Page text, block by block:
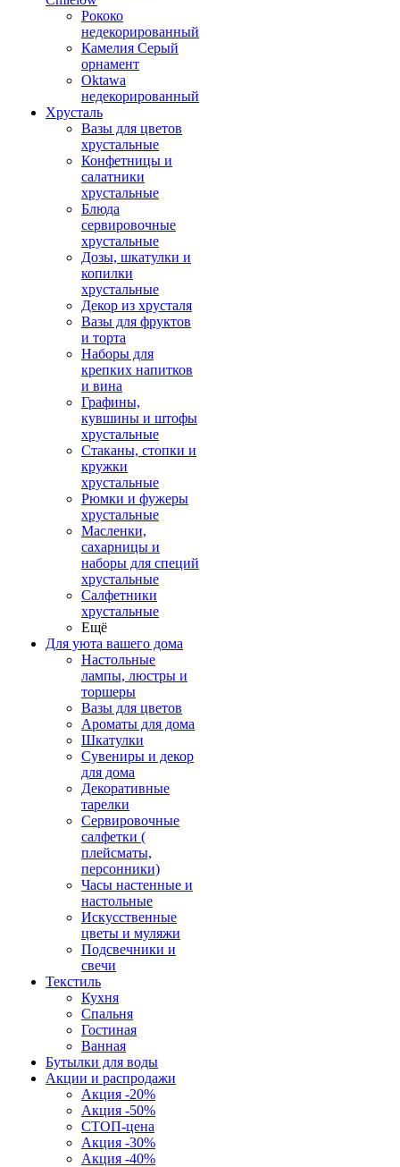
Рококо
недекорированный
Камелия Серый
орнамент
Oktawa
недекорированный
Хрусталь
Вазы для цветов
хрустальные
Конфетницы и
салатники
хрустальные
Блюда
сервировочные
хрустальные
Дозы, шкатулки и
копилки
хрустальные
Декор из хрусталя
Вазы для фруктов
и торта
Наборы для
крепких напитков
и вина
Графины,
кувшины и штофы
хрустальные
Стаканы, стопки и
кружки
хрустальные
Рюмки и фужеры
хрустальные
Масленки,
сахарницы и
наборы для специй
хрустальные
Салфетники
хрустальные
Ещё
Для уюта вашего дома
Настольные
лампы, люстры и
торшеры
Вазы для цветов
Ароматы для дома
Шкатулки
Сувениры и декор
для дома
Декоративные
тарелки
Сервировочные
салфетки (
плейсматы,
персонники)
Часы настенные и
настольные
Искусственные
цветы и муляжи
Подсвечники и
свечи
Текстиль
Кухня
Спальня
Гостиная
Ванная
Бутылки для воды
Акции и распродажи
Акция -20%
Акция -50%
СТОП-цена
Акция -30%
Акция -40%